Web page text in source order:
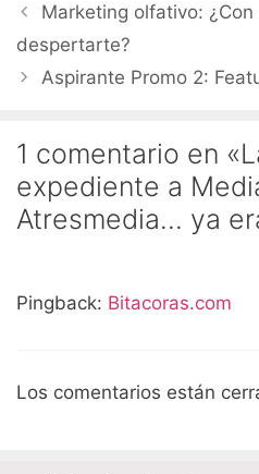
Marketing olfativo:
despertarte?
Aspirante Promo 2:
1 comentario en
expediente a
Atresmedia… ya
Pingback: Bitacoras.com
Los comentarios están